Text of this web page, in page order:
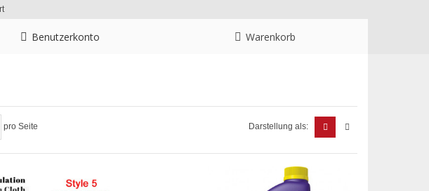
Benutzerkonto Warenkorb
pro Seite Darstellung als: